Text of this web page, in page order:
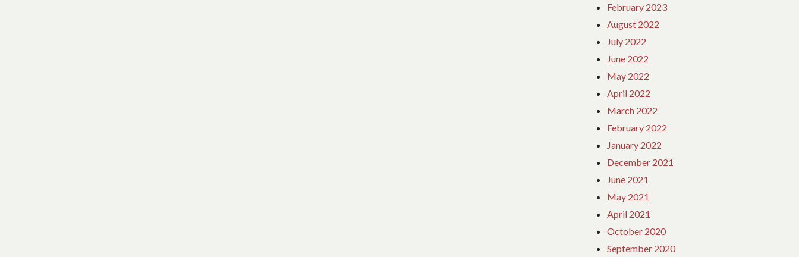
February 2023
August 2022
July 2022
June 2022
May 2022
April 2022
March 2022
February 2022
January 2022
December 2021
June 2021
May 2021
April 2021
October 2020
September 2020